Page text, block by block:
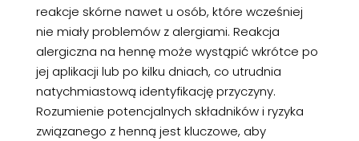
reakcje skórne nawet u osób, które wcześniej
nie miały problemów z alergiami. Reakcja
alergiczna na hennę może wystąpić wkrótce po
jej aplikacji lub po kilku dniach, co utrudnia
natychmiastową identyfikację przyczyny.
Rozumienie potencjalnych składników i ryzyka
związanego z henną jest kluczowe, aby